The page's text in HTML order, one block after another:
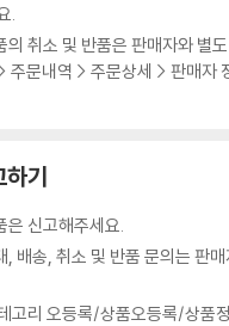
.
의 취소 및 반품은 판매자와 별
주문내역 > 주문상세 > 판매자
하기
은 신고해주세요.
, 배송, 취소 및 반품 문의는 판
고리 오등록/상품오등록/상품